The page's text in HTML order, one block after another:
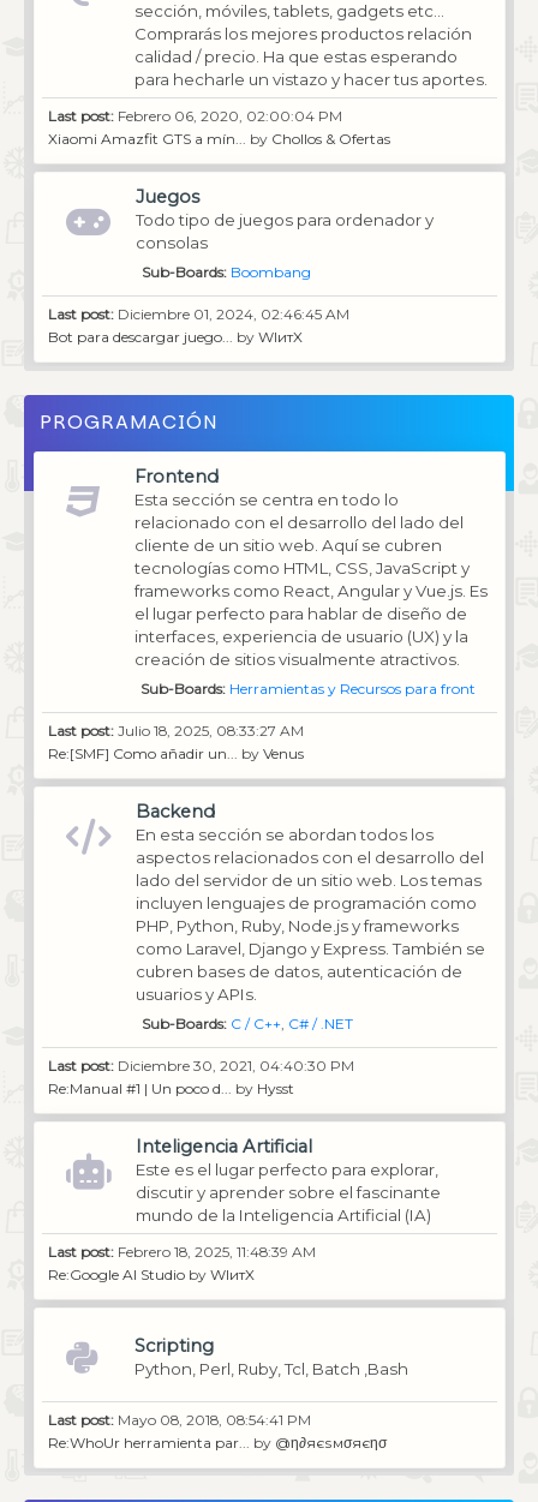
sección, móviles, tablets, gadgets etc...
Comprarás los mejores productos relación
calidad / precio. Ha que estas esperando
para hecharle un vistazo y hacer tus aportes.
Last post: Febrero 06, 2020, 02:00:04 PM
Xiaomi Amazfit GTS a mín... by Chollos & Ofertas
Juegos
Todo tipo de juegos para ordenador y
consolas
Sub-Boards Boombang
Last post: Diciembre 01, 2024, 02:46:45 AM
Bot para descargar juego... by WIитX
PROGRAMACIÓN
Frontend
Esta sección se centra en todo lo
relacionado con el desarrollo del lado del
cliente de un sitio web. Aquí se cubren
tecnologías como HTML, CSS, JavaScript y
frameworks como React, Angular y Vue.js. Es
el lugar perfecto para hablar de diseño de
interfaces, experiencia de usuario (UX) y la
creación de sitios visualmente atractivos.
Sub-Boards Herramientas y Recursos para front
Last post: Julio 18, 2025, 08:33:27 AM
Re:[SMF] Como añadir un...
by Venus
Backend
En esta sección se abordan todos los
aspectos relacionados con el desarrollo del
lado del servidor de un sitio web. Los temas
incluyen lenguajes de programación como
PHP, Python, Ruby, Node.js y frameworks
como Laravel, Django y Express. También se
cubren bases de datos, autenticación de
usuarios y APIs.
Sub-Boards C / C++ C# / .NET
Last post: Diciembre 30, 2021, 04:40:30 PM
Re:Manual #1 | Un poco d...
by Hysst
Inteligencia Artificial
Este es el lugar perfecto para explorar,
discutir y aprender sobre el fascinante
mundo de la Inteligencia Artificial (IA)
Last post: Febrero 18, 2025, 11:48:39 AM
Re:Google AI Studioby WIитX
Scripting
Python, Perl, Ruby, Tcl, Batch ,Bash
Last post: Mayo 08, 2018, 08:54:41 PM
Re:WhoUr herramienta par...
by @η∂яєѕмσяєησ